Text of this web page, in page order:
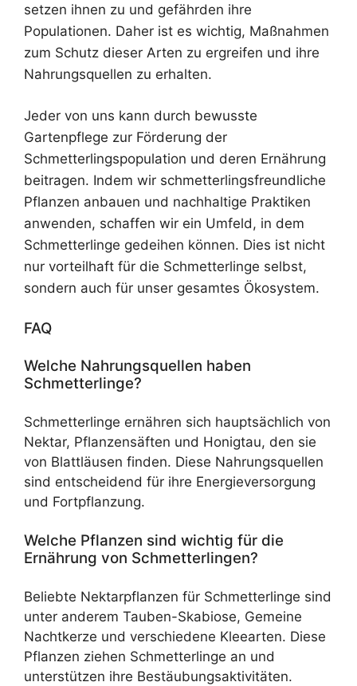
setzen ihnen zu und gefährden ihre
Populationen. Daher ist es wichtig, Maßnahmen
zum Schutz dieser Arten zu ergreifen und ihre
Nahrungsquellen zu erhalten.
Jeder von uns kann durch bewusste
Gartenpflege zur Förderung der
Schmetterlingspopulation und deren Ernährung
beitragen. Indem wir schmetterlingsfreundliche
Pflanzen anbauen und nachhaltige Praktiken
anwenden, schaffen wir ein Umfeld, in dem
Schmetterlinge gedeihen können. Dies ist nicht
nur vorteilhaft für die Schmetterlinge selbst,
sondern auch für unser gesamtes Ökosystem.
FAQ
Welche Nahrungsquellen haben
Schmetterlinge?
Schmetterlinge ernähren sich hauptsächlich von
Nektar, Pflanzensäften und Honigtau, den sie
von Blattläusen finden. Diese Nahrungsquellen
sind entscheidend für ihre Energieversorgung
und Fortpflanzung.
Welche Pflanzen sind wichtig für die
Ernährung von Schmetterlingen?
Beliebte Nektarpflanzen für Schmetterlinge sind
unter anderem Tauben-Skabiose, Gemeine
Nachtkerze und verschiedene Kleearten. Diese
Pflanzen ziehen Schmetterlinge an und
unterstützen ihre Bestäubungsaktivitäten.